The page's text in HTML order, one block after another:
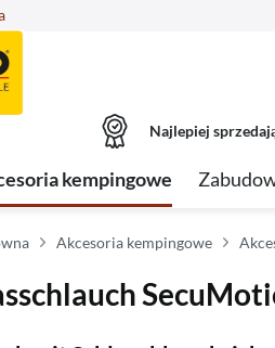
Najlepiej
kempingowe
Akcesoria kempingowe